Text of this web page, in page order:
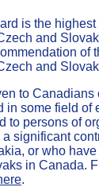
is the
and
of
and
to Canadians
in some field of
to persons of
significant
or who
in Canada.
.